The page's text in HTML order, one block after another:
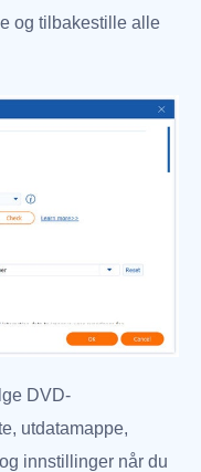
og tilbakestille alle
DVD-
utdatamappe,
innstillinger når du